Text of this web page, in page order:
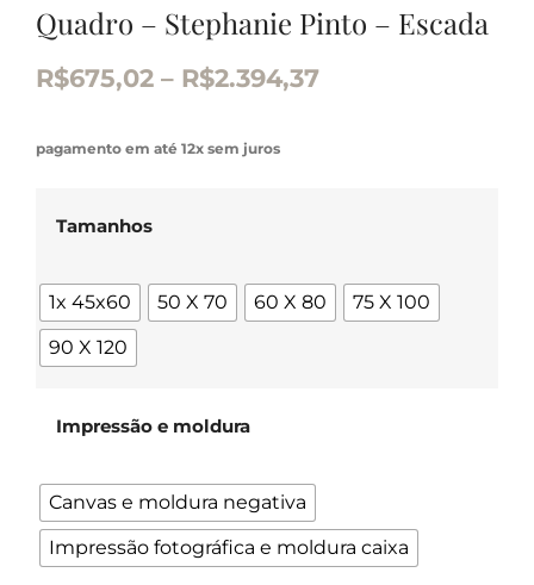
Quadro – Stephanie Pinto – Escada
R$675,02 – R$2.394,37
pagamento em até 12x sem juros
Tamanhos
1x 45x60 50 X 70 60 X 80
75 X 100
90 X 120
Impressão e moldura
Canvas e moldura negativa
Impressão fotográfica e moldura caixa